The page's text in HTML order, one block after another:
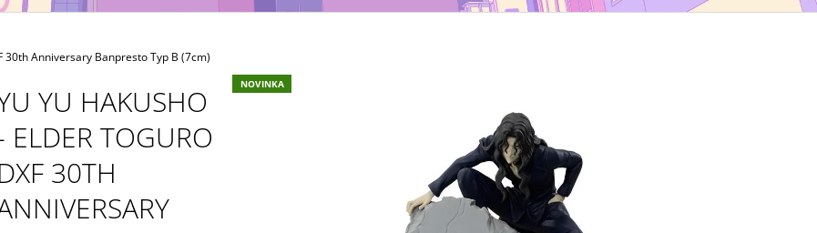
30th Anniversary Banpresto Typ B (7cm)
YU HAKUSHO
ELDER TOGURO
DXF 30TH
NOVINKA